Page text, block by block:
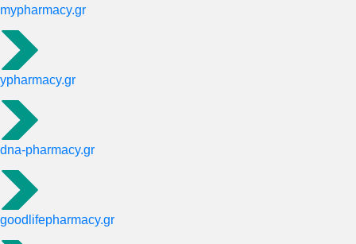
mypharmacy.gr
ypharmacy.gr
dna-pharmacy.gr
goodlifepharmacy.gr